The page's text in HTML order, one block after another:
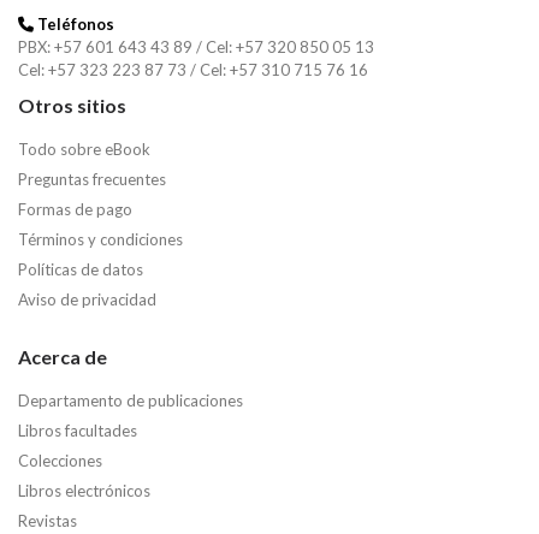
Teléfonos
PBX: +57 601 643 43 89 / Cel: +57 320 850 05 13
Cel: +57 323 223 87 73 / Cel: +57 310 715 76 16
Otros sitios
Todo sobre eBook
Preguntas frecuentes
Formas de pago
Términos y condiciones
Políticas de datos
Aviso de privacidad
Acerca de
Departamento de publicaciones
Libros facultades
Colecciones
Libros electrónicos
Revistas